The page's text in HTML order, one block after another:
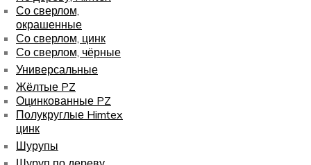
Со сверлом,
окрашенные
Со сверлом, цинк
Со сверлом, чёрные
Универсальные
Жёлтые PZ
Оцинкованные PZ
Полукруглые Himtex
цинк
Шурупы